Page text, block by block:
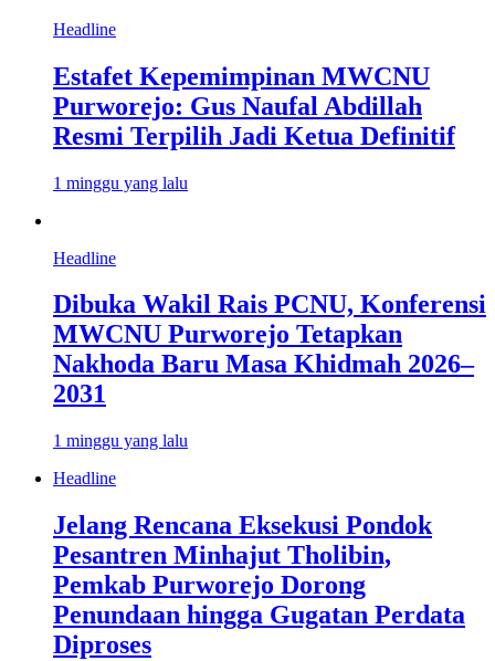
Headline
Estafet Kepemimpinan MWCNU
Purworejo: Gus Naufal Abdillah
Resmi Terpilih Jadi Ketua Definitif
1 minggu yang lalu
Headline
Dibuka Wakil Rais PCNU, Konferensi
MWCNU Purworejo Tetapkan
Nakhoda Baru Masa Khidmah 2026–
2031
1 minggu yang lalu
Headline
Jelang Rencana Eksekusi Pondok
Pesantren Minhajut Tholibin,
Pemkab Purworejo Dorong
Penundaan hingga Gugatan Perdata
Diproses